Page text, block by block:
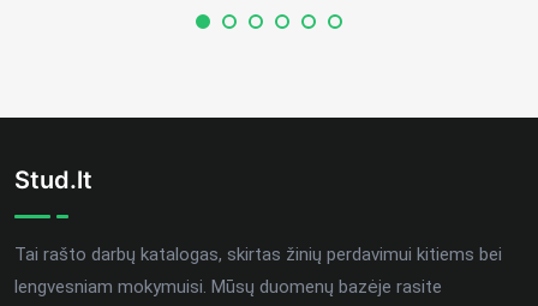
Stud.lt
Tai rašto darbų katalogas, skirtas žinių perdavimui kitiems bei
lengvesniam mokymuisi. Mūsų duomenų bazėje rasite